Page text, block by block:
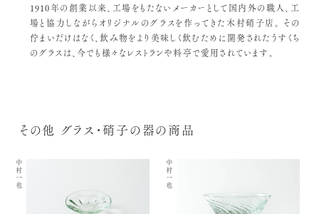
1910年の創業以来、工場をもたないメーカーとして国内外の職人、工
場と協力しながらオリジナルのグラスを作ってきた木村硝子店。 その
佇まいだけはなく、飲み物をより美味しく飲むために開発されたうすくち
のグラスは、今でも様々なレストランや料亭で愛用されています。
その他 グラス・硝子の器の商品
中村一也 中村一也